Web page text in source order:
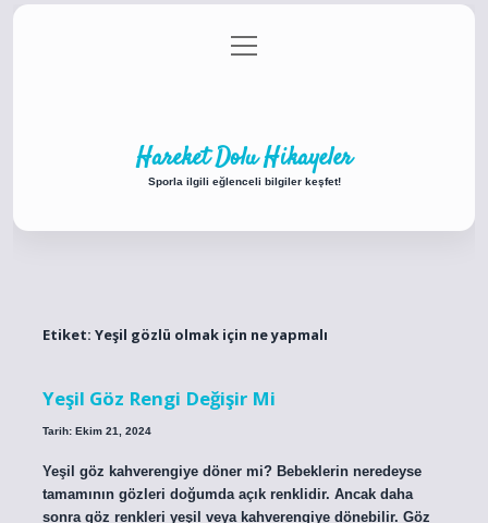
Gizlilik Politikası
menüyü
aç
Hareket Dolu Hikayeler
Sporla ilgili eğlenceli bilgiler keşfet!
Etiket: Yeşil gözlü olmak için ne yapmalı
Yeşil Göz Rengi Değişir Mi
Tarih: Ekim 21, 2024
Yeşil göz kahverengiye döner mi? Bebeklerin neredeyse
tamamının gözleri doğumda açık renklidir. Ancak daha
sonra göz renkleri yeşil veya kahverengiye dönebilir. Göz